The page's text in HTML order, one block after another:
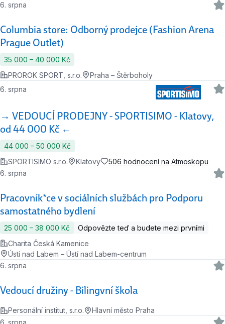
Columbia store: Odborný prodejce (Fashion Arena
Prague Outlet)
6. srpna
35 000 ‍–‍ 40 000 Kč
PROROK SPORT, s.r.o.
Praha – Štěrboholy
→ VEDOUCÍ PRODEJNY - SPORTISIMO - Klatovy,
od 44 000 Kč ←
6. srpna
44 000 ‍–‍ 50 000 Kč
SPORTISIMO s.r.o.
Klatovy 506 hodnocení na Atmoskopu
Pracovník*ce v sociálních službách pro Podporu
samostatného bydlení
6. srpna
25 000 ‍–‍ 38 000 Kč
Odpovězte teď a budete mezi prvními
Charita Česká Kamenice
Ústí nad Labem – Ústí nad Labem-centrum
Vedoucí družiny - Bilingvní škola
6. srpna
Personální institut, s.r.o.
Hlavní město Praha
6. srpna